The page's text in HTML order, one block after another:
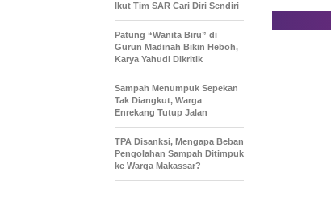
Ikut Tim SAR Cari Diri Sendiri
Patung “Wanita Biru” di
Gurun Madinah Bikin Heboh,
Karya Yahudi Dikritik
Sampah Menumpuk Sepekan
Tak Diangkut, Warga
Enrekang Tutup Jalan
TPA Disanksi, Mengapa Beban
Pengolahan Sampah Ditimpuk
ke Warga Makassar?